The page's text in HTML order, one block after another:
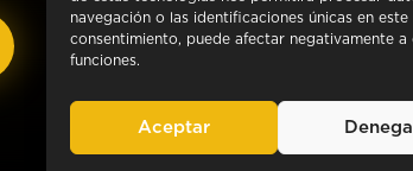
navegación o las identificaciones únicas en
consentimiento, puede afectar negativamente
funciones.
Aceptar